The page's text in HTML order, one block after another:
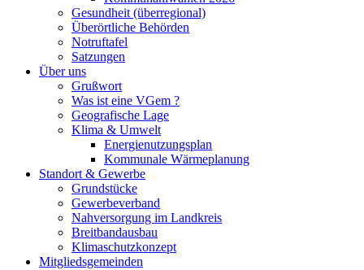
Gesundheit (überregional)
Überörtliche Behörden
Notruftafel
Satzungen
Über uns
Grußwort
Was ist eine VGem ?
Geografische Lage
Klima & Umwelt
Energienutzungsplan
Kommunale Wärmeplanung
Standort & Gewerbe
Grundstücke
Gewerbeverband
Nahversorgung im Landkreis
Breitbandausbau
Klimaschutzkonzept
Mitgliedsgemeinden